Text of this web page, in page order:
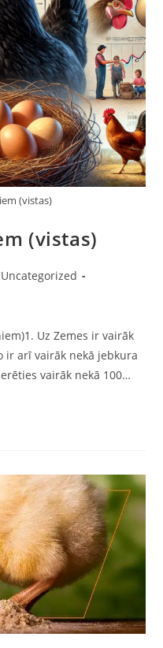
(vistas)
(vistas)
Uncategorized
Uz Zemes ir vairāk
ir arī vairāk nekā jebkura
vairāk nekā 100…